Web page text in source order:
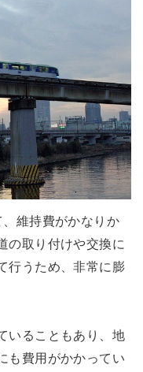
維持費がかなりか
の取り付けや交換に
行うため、非常に膨
いることもあり、地
も費用がかかってい